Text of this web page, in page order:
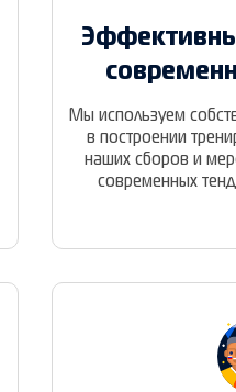
Мы используем
в построении
наших сборов и
современных